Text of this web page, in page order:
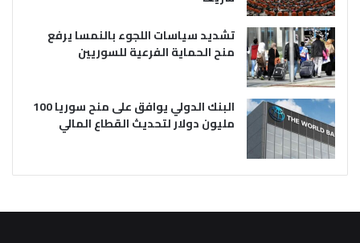
تشديد سياسات اللجوء بالنمسا يرفع
منح الحماية الفرعية للسوريين
البنك الدولي يوافق على منح سوريا 100
مليون دولار لتحديث القطاع المالي